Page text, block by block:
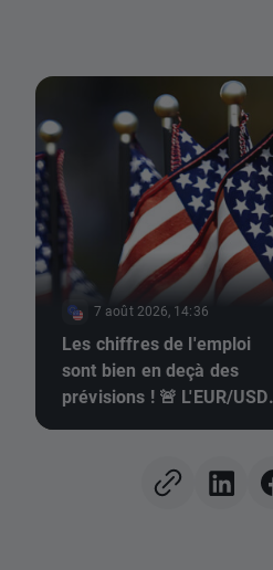
7 août 2026, 14:36
Les chiffres de l'emploi
sont bien en deçà des
prévisions ! 🚨 L'EUR/USD